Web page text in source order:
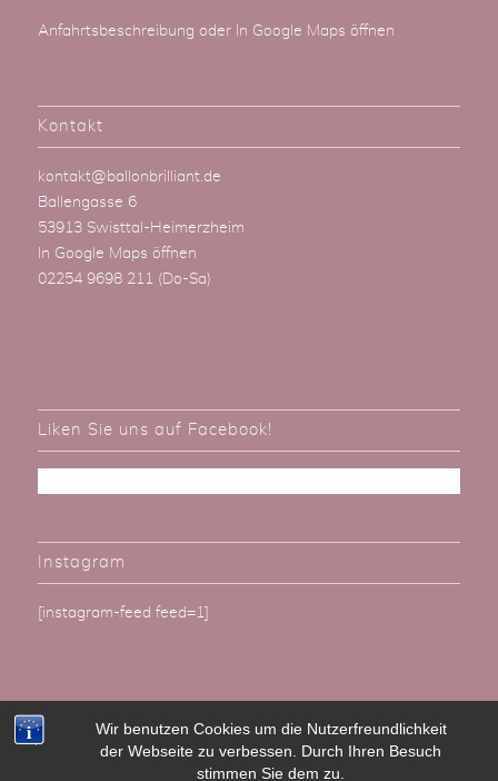
Wir benutzen Cookies um die Nutzerfreundlichkeit
der Webseite zu verbessen. Durch Ihren Besuch
stimmen Sie dem zu.
Anfahrtsbeschreibung oder In Google Maps öffnen
Kontakt
kontakt@ballonbrilliant.de
Ballengasse 6
53913 Swisttal-Heimerzheim
In Google Maps öffnen
02254 9698 211 (Do-Sa)
Liken Sie uns auf Facebook!
Instagram
[instagram-feed feed=1]
Alle Rechte vorbehalten. BallonBrilliant - Günter Hemgesberg e.K. 2022